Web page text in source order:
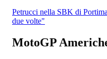
Petrucci nella SBK di
due volte"
MotoGP